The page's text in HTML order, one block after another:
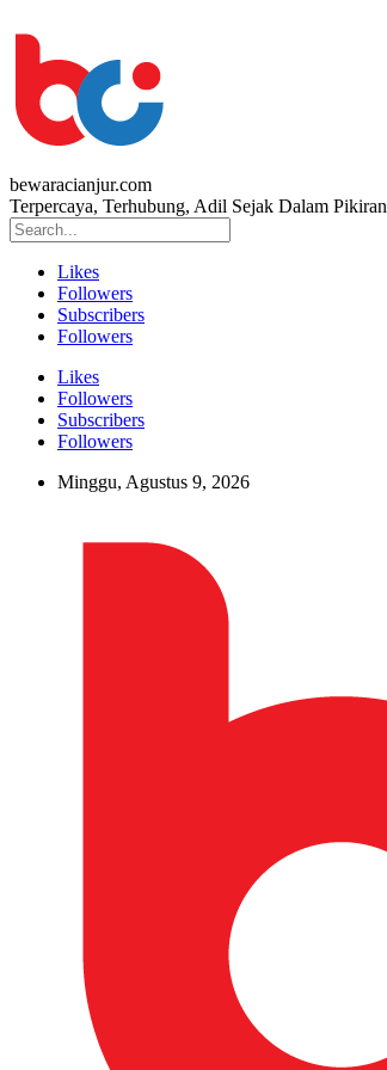
bewaracianjur.com
Terpercaya, Terhubung, Adil Sejak Dalam Pikiran
Likes
Followers
Subscribers
Followers
Likes
Followers
Subscribers
Followers
Minggu, Agustus 9, 2026